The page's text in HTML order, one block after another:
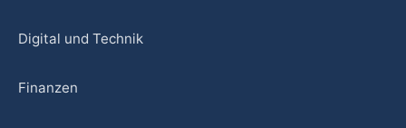
Digital und Technik
Finanzen